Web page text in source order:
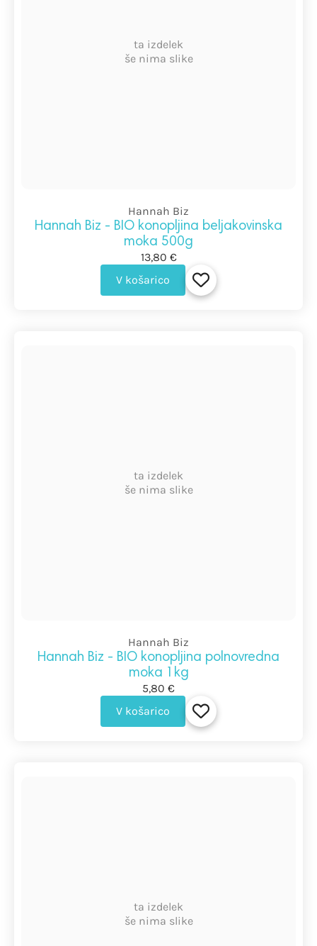
ta izdelek
še nima slike
Hannah Biz
Hannah Biz - BIO konopljina beljakovinska
moka 500g
13,80 €
V košarico
ta izdelek
še nima slike
Hannah Biz
Hannah Biz - BIO konopljina polnovredna
moka 1kg
5,80 €
V košarico
ta izdelek
še nima slike